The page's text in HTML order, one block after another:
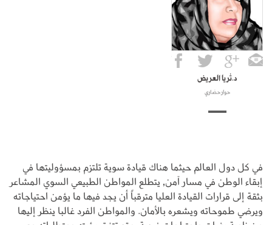
د.ثريا العريض
حوار حضاري
في كل دول العالم حيثما هناك قيادة سوية تلتزم بمسؤوليتها في
إبقاء الوطن في مسار آمن, يتطلع المواطن الطبيعي السوي المشاعر
بثقة إلى قرارات القيادة العليا مترقباً أن يجد فيها ما يؤمن احتياجاته
ويرضي طموحاته ويشعره بالأمان. والمواطن الفرد غالبا ينظر إليها